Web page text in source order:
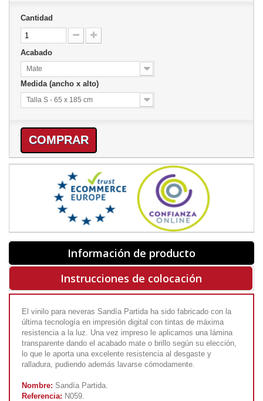
Cantidad
Acabado
Mate
Medida (ancho x alto)
Talla S - 65 x 185 cm
COMPRAR
Información de producto
Instrucciones de colocación
El vinilo para neveras Sandía Partida ha sido fabricado con la
última tecnología en impresión digital con tintas de máxima
resistencia a la luz. Una vez impreso le aplicamos una lámina
transparente dando el acabado mate o brillo según su elección,
lo que le aporta una excelente resistencia al desgaste y
ralladura, pudiendo además lavarse cómodamente.
Nombre: Sandía Partida.
Referencia: N059.